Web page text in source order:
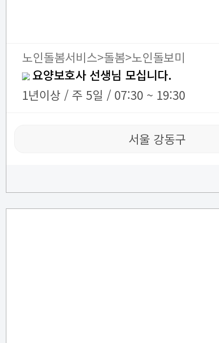
노인돌봄서비스>돌봄>노인돌보미
요양보호사 선생님 모십니다.
1년이상 / 주 5일 / 07:30 ~ 19:30
서울 강동구